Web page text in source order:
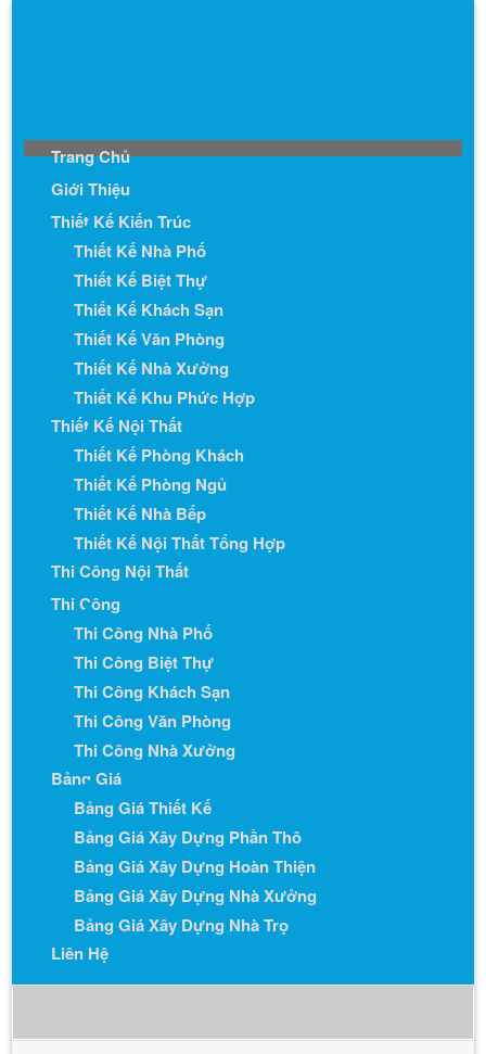
Trang Chủ
Giới Thiệu
Thiết Kế Kiến Trúc
Thiết Kế Nhà Phố
Thiết Kế Biệt Thự
Thiết Kế Khách Sạn
Thiết Kế Văn Phòng
Thiết Kế Nhà Xưởng
Thiết Kế Khu Phức Hợp
Thiết Kế Nội Thất
Thiết Kế Phòng Khách
Thiết Kế Phòng Ngủ
Thiết Kế Nhà Bếp
Thiết Kế Nội Thất Tổng Hợp
Thi Công Nội Thất
Thi Công
Thi Công Nhà Phố
Thi Công Biệt Thự
Thi Công Khách Sạn
Thi Công Văn Phòng
Thi Công Nhà Xưởng
Bảng Giá
Bảng Giá Thiết Kế
Bảng Giá Xây Dựng Phần Thô
Bảng Giá Xây Dựng Hoàn Thiện
Bảng Giá Xây Dựng Nhà Xưởng
Bảng Giá Xây Dựng Nhà Trọ
Liên Hệ